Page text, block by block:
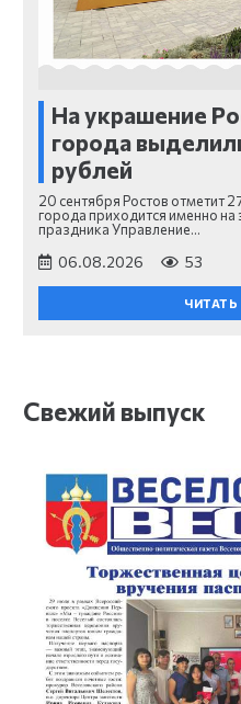
На украшение
города
рублей
20 сентября Ростов отметит
города приходится именно на
праздника Управление…
06.08.2026 53
Свежий выпуск